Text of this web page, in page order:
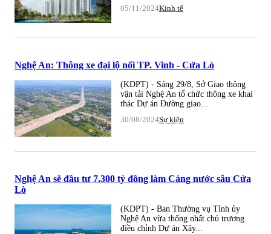
05/11/2024Kinh tế
Nghệ An: Thông xe đại lộ nối TP. Vinh - Cửa Lò
(KDPT) - Sáng 29/8, Sở Giao thông
vận tải Nghệ An tổ chức thông xe khai
thác Dự án Đường giao...
30/08/2024Sự kiện
Nghệ An sẽ đầu tư 7.300 tỷ đồng làm Cảng nước sâu Cửa
Lò
(KDPT) - Ban Thường vụ Tỉnh ủy
Nghệ An vừa thống nhất chủ trương
điều chỉnh Dự án Xây...